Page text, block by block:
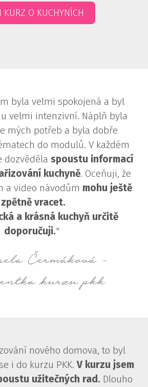
KURZ O KUCHYNÍCH
byla velmi spokojená a byl
velmi intenzivní. Náplň byla
mých potřeb a byla dobře
do modulů. V každém
dozvědělaspoustu informací
kuchyně. Oceňuji, že
a video návodům mohu ještě
zpětně vracet.
a krásná kuchyň určitě
doporučuji."
Čermáková -
kurzu pkk
nového domova, to byl
i do kurzu PKK.V kurzu jsem
užitečných rad. Dlouho